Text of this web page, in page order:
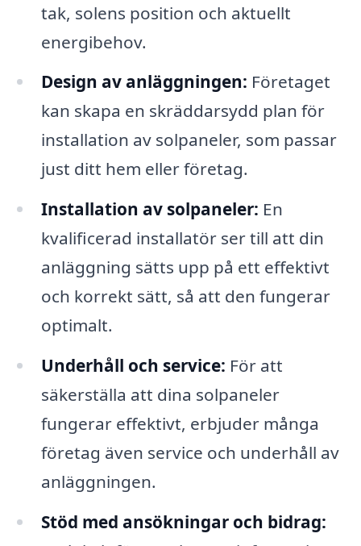
tak, solens position och aktuellt
energibehov.
Design av anläggningen: Företaget
kan skapa en skräddarsydd plan för
installation av solpaneler, som passar
just ditt hem eller företag.
Installation av solpaneler: En
kvalificerad installatör ser till att din
anläggning sätts upp på ett effektivt
och korrekt sätt, så att den fungerar
optimalt.
Underhåll och service: För att
säkerställa att dina solpaneler
fungerar effektivt, erbjuder många
företag även service och underhåll av
anläggningen.
Stöd med ansökningar och bidrag: